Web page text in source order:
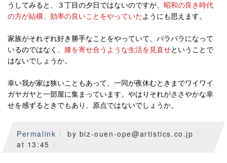
うしてみると、３丁目の夕日ではないのですが、 昭和の良き時代
の方が結構、効率の良いことをやっていたようにも思えます。
家族がそれぞれ好き勝手なことをやっていて、バラバラになって
いるのではなく、 膝を寄せ合うような生活を見直せということで
はないでしょうか。
幸い我が家は狭いこともあって、一同が夜休むときまでワイワイ
ガヤガヤと一部屋に集まっています。やはりそれがささやかな幸
せを感ずるときでもあり、原点ではないでしょうか。
Permalink
by biz-ouen-ope@artistics.co.jp
at 13:45